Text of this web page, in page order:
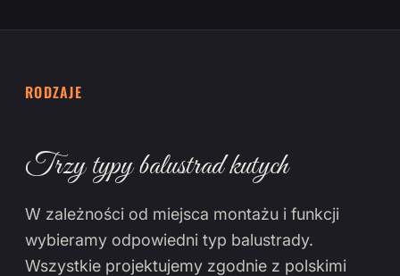
RODZAJE
Trzy typy balustrad kutych
W zależności od miejsca montażu i funkcji
wybieramy odpowiedni typ balustrady.
Wszystkie projektujemy zgodnie z polskimi